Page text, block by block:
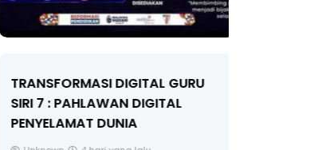
TRANSFORMASI DIGITAL GURU
SIRI 7 : PAHLAWAN DIGITAL
PENYELAMAT DUNIA